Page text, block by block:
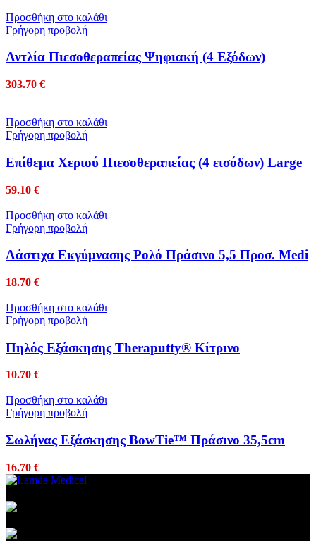
Προσθήκη στο καλάθι
Γρήγορη προβολή
Αντλία Πιεσοθεραπείας Ψηφιακή (4 Eξόδων)
303.70 €
Προσθήκη στο καλάθι
Γρήγορη προβολή
Επίθεμα Χεριού Πιεσοθεραπείας (4 εισόδων) Large
59.10 €
Προσθήκη στο καλάθι
Γρήγορη προβολή
Λάστιχα Εκγύμνασης Ρολό Πράσινο 5,5 Προσ. Medi
18.70 €
Προσθήκη στο καλάθι
Γρήγορη προβολή
Πηλός Εξάσκησης Theraputty® Κίτρινο
10.70 €
Προσθήκη στο καλάθι
Γρήγορη προβολή
Σωλήνας Εξάσκησης BowTie™ Πράσινο 35,5cm
16.70 €